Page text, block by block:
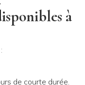
à
de courte durée.